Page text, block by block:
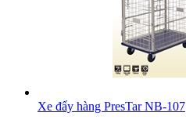
Xe đẩy hàng PresTar NB-107